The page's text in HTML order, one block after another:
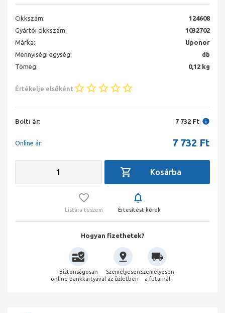
Cikkszám:
124608
Gyártói cikkszám:
1032702
Márka:
Uponor
Mennyiségi egység:
db
Tömeg:
0,12 kg
Értékelje elsőként
Bolti ár: 7 732 Ft
Online ár: 7 732 Ft
Listára teszem Értesítést kérek
Hogyan fizethetek?
Biztonságosan
online bankkártyával
Személyesen
az üzletben
Személyesen
a futárnál